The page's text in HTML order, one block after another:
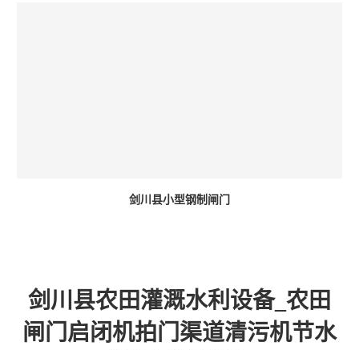
剑川县小型钢制闸门
剑川县农田灌溉水利设备_农田
闸门启闭机拍门渠道清污机节水